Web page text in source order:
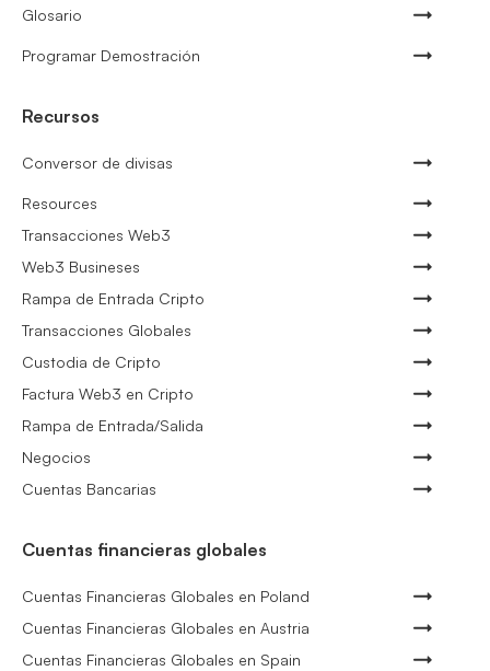
Glosario
Programar Demostración
Recursos
Conversor de divisas
Resources
Transacciones Web3
Web3 Busineses
Rampa de Entrada Cripto
Transacciones Globales
Custodia de Cripto
Factura Web3 en Cripto
Rampa de Entrada/Salida
Negocios
Cuentas Bancarias
Cuentas financieras globales
Cuentas Financieras Globales en Poland
Cuentas Financieras Globales en Austria
Cuentas Financieras Globales en Spain